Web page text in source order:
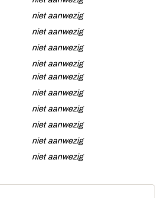
niet aanwezig
niet aanwezig
niet aanwezig
niet aanwezig
niet aanwezig
niet aanwezig
niet aanwezig
niet aanwezig
niet aanwezig
niet aanwezig